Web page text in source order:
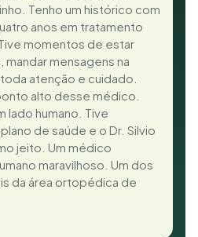
Tenho um histórico com
anos em tratamento
momentos de estar
mensagens na
atenção e cuidado.
alto desse médico.
lado humano. Tive
de saúde e o Dr. Silvio
jeito. Um médico
maravilhoso. Um dos
da área ortopédica de